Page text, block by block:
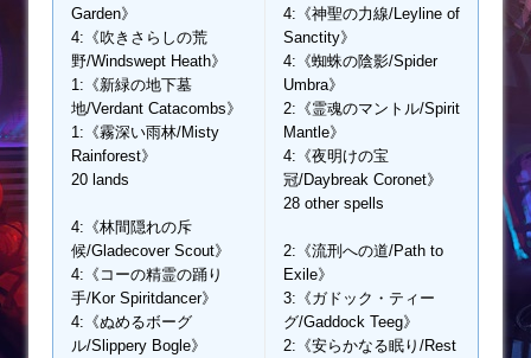
Garden》
4:《吹きさらしの荒
野/Windswept Heath》
1:《新緑の地下墓
地/Verdant Catacombs》
1:《霧深い雨林/Misty
Rainforest》
20 lands
4:《林間隠れの斥
候/Gladecover Scout》
4:《コーの精霊の踊り
手/Kor Spiritdancer》
4:《ぬめるボーグ
ル/Slippery Bogle》
4:《神聖の力線/Leyline of
Sanctity》
4:《蜘蛛の陰影/Spider
Umbra》
2:《霊魂のマントル/Spirit
Mantle》
4:《夜明けの宝
冠/Daybreak Coronet》
28 other spells
2:《流刑への道/Path to
Exile》
3:《ガドック・ティー
グ/Gaddock Teeg》
2:《安らかなる眠り/Rest